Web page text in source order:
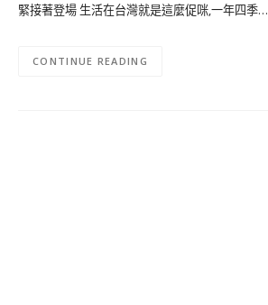
緊接著登場 生活在台灣就是這麼促咪,一年四季…
CONTINUE READING